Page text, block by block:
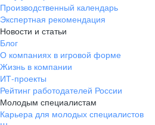
Производственный календарь
Экспертная рекомендация
Новости и статьи
Блог
О компаниях в игровой форме
Жизнь в компании
ИТ-проекты
Рейтинг работодателей России
Молодым специалистам
Карьера для молодых специалистов